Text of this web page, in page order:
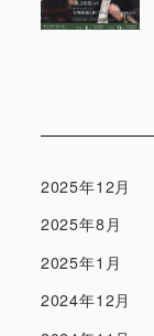
2025年12月
2025年8月
2025年1月
2024年12月